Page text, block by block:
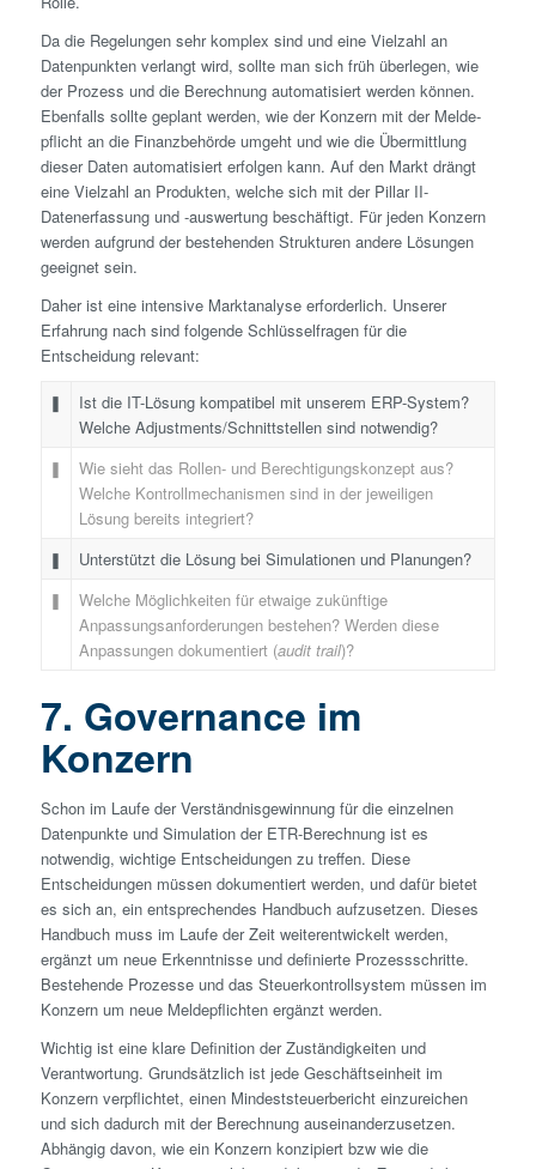
Da die Regelungen sehr komplex sind und eine Vielzahl an
Datenpunkten verlangt wird, sollte man sich früh überlegen, wie
der Prozess und die Berechnung automatisiert werden können.
Ebenfalls sollte geplant werden, wie der Konzern mit der Melde­
pflicht an die Finanzbehörde umgeht und wie die Übermittlung
dieser Daten automatisiert erfolgen kann. Auf den Markt drängt
eine Vielzahl an Produkten, welche sich mit der Pillar II-
Datenerfassung und -auswertung beschäftigt. Für jeden Konzern
werden aufgrund der bestehenden Strukturen andere Lösungen
geeignet sein.
Daher ist eine intensive Marktanalyse erforderlich. Unserer
Erfahrung nach sind folgende Schlüsselfragen für die
Entscheidung relevant:
❚
Ist die IT-Lösung kompatibel mit unserem ERP-System?
Welche Adjustments/Schnittstellen sind notwendig?
❚
Wie sieht das Rollen- und Berechtigungskonzept aus?
Welche Kontrollmechanismen sind in der jeweiligen
Lösung bereits integriert?
❚
Unterstützt die Lösung bei Simulationen und Planungen?
❚
Welche Möglichkeiten für etwaige zukünftige
Anpassungsanforderungen bestehen? Werden diese
Anpassungen dokumentiert (audit trail)?
7. Governance im
Konzern
Schon im Laufe der Verständnis­gewinnung für die einzelnen
Datenpunkte und Simulation der ETR-Berechnung ist es
notwendig, wichtige Entscheidungen zu treffen. Diese
Entscheidungen müssen dokumentiert werden, und dafür bietet
es sich an, ein entsprechendes Handbuch aufzusetzen. Dieses
Handbuch muss im Laufe der Zeit weiterentwickelt werden,
ergänzt um neue Erkenntnisse und definierte Prozessschritte.
Bestehende Prozesse und das Steuerkontrollsystem müssen im
Konzern um neue Melde­pflichten ergänzt werden.
Wichtig ist eine klare Definition der Zuständigkeiten und
Verantwortung. Grundsätzlich ist jede Geschäftseinheit im
Konzern verpflichtet, einen Mindest­steuerbericht einzureichen
und sich dadurch mit der Berechnung auseinanderzusetzen.
Abhängig davon, wie ein Konzern konzipiert bzw wie die